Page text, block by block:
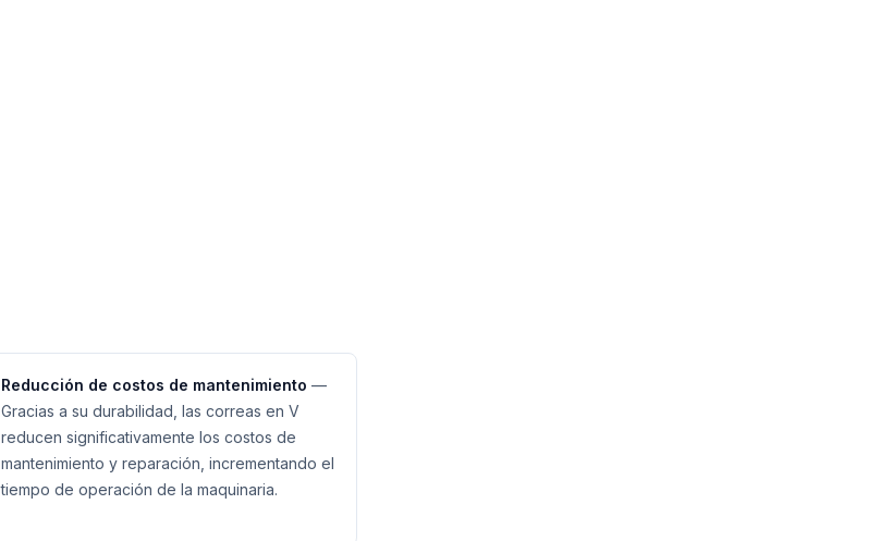
Reducción de costos de mantenimiento —
Gracias a su durabilidad, las correas en V
reducen significativamente los costos de
mantenimiento y reparación, incrementando el
tiempo de operación de la maquinaria.